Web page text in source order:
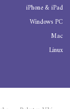
iPhone & iPad
Windows PC
Mac
Linux